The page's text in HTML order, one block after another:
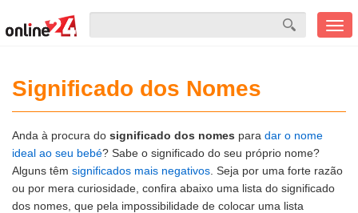
Significado dos Nomes
Anda à procura do significado dos nomes para dar o nome
ideal ao seu bebé? Sabe o significado do seu próprio nome?
Alguns têm significados mais negativos . Seja por uma forte razão
ou por mera curiosidade, confira abaixo uma lista do significado
dos nomes, que pela impossibilidade de colocar uma lista